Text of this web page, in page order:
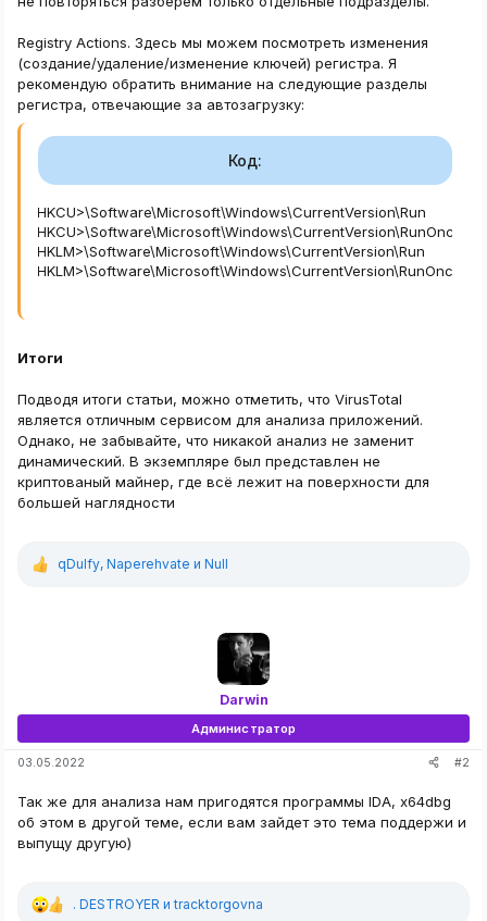
Registry Actions. Здесь мы можем посмотреть изменения
(создание/удаление/изменение ключей) регистра. Я
рекомендую обратить внимание на следующие разделы
регистра, отвечающие за автозагрузку:
Код:
<HKCU>\Software\Microsoft\Windows\CurrentVersion\Run
<HKCU>\Software\Microsoft\Windows\CurrentVersion\RunOnce
<HKLM>\Software\Microsoft\Windows\CurrentVersion\Run
<HKLM>\Software\Microsoft\Windows\CurrentVersion\RunOnce
Итоги
Подводя итоги статьи, можно отметить, что VirusTotal
является отличным сервисом для анализа приложений.
Однако, не забывайте, что никакой анализ не заменит
динамический. В экземпляре был представлен не
криптованый майнер, где всё лежит на поверхности для
большей наглядности
Р
qDulfy, Naperehvate и Null
Darwin
Администратор
03.05.2022 #2
Так же для анализа нам пригодятся программы IDA, x64dbg
об этом в другой теме, если вам зайдет это тема поддержи и
выпущу другую)
Р
. DESTROYER иtracktorgovna